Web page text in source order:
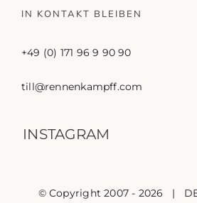
IN KONTAKT BLEIBEN
+49 (0) 171 96 9 90 90
till@rennenkampff.com
INSTAGRAM
© Copyright 2007 - 2026 |